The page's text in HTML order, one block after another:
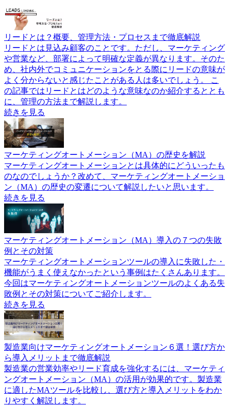
リードとは？概要、管理方法・プロセスまで徹底解説
リードとは見込み顧客のことです。ただし、マーケティング
や営業など、部署によって明確な定義が異なります。そのた
め、社内外でコミュニケーションをとる際にリードの意味が
よく分からないと感じたことがある人は多いでしょう。 こ
の記事ではリードとはどのような意味なのか紹介するととも
に、管理の方法まで解説します。
続きを見る
マーケティングオートメーション（MA）の歴史を解説
マーケティングオートメーションとは具体的にどういったも
のなのでしょうか？改めて、マーケティングオートメーショ
ン（MA）の歴史の変遷について解説したいと思います。
続きを見る
マーケティングオートメーション（MA）導入の７つの失敗
例とその対策
マーケティングオートメーションツールの導入に失敗した・
機能がうまく使えなかったという事例はたくさんあります。
今回はマーケティングオートメーションツールのよくある失
敗例とその対策についてご紹介します。
続きを見る
製造業向けマーケティングオートメーション６選！選び方か
ら導入メリットまで徹底解説
製造業の営業効率やリード育成を強化するには、マーケティ
ングオートメーション（MA）の活用が効果的です。製造業
に適したMAツールを比較し、選び方と導入メリットをわか
りやすく解説します。